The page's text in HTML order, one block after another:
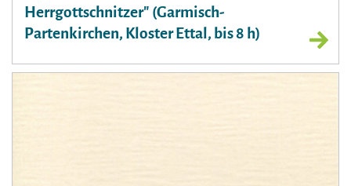
Herrgottschnitzer" (Garmisch-
Partenkirchen, Kloster Ettal, bis 8 h)